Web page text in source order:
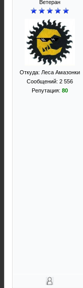
Ветеран
Откуда: Леса Амазонки
Сообщений: 2 556
Репутация: 80